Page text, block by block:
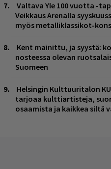
Valtava Yle 100 vuotta -
Veikkaus Arenalla
myös metalliklassikot-
Kent mainittu, ja syystä:
nosteessa olevan
Suomeen
Helsingin Kulttuuritalon
tarjoaa kulttiartisteja,
osaamista ja kaikkea siltä